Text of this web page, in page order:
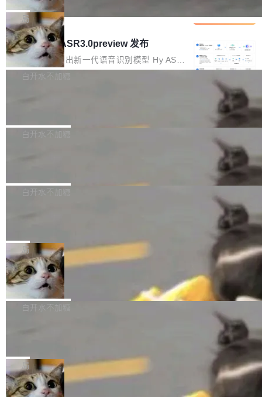
在语法层面完成文本定位，难以触及代码的语义
内涵与结构关联，导致开发者使用代码智能体在
理解大规模代码仓时面临显著"代码仓理解"瓶
颈。 代码仓深度理解服务（以下简称" CodeBas
e深度理解服务"）是华为云码道（CodeA...
调整期间，部门三次通知全员将数据从A集群迁
移到B集群，王某都回复了"收到"。 他没有迁移
数据。2024年9月3日下午4点，他使用此前登录
的账号密码进入A集群，输入了一条被程序员圈
称为"删库跑路"的命令——最高管理员权限、无
自研的多个文生3D和...
1%，成本降 30%
Kimi 和 GLM 是当前最强的大模型系列之一，但
它们有一个共同的问题：太吃显存了。月之暗面
的 Kimi K 系列和智谱的 GLM 都是长上下文、M
oE 架构的大模型，好用到让人上瘾，但 GPU 显
存永远不够用。 Cloudflare 的 Workers AI 团队
一直在跑这些模型的推理。他们在官方博客上发
整性保护。效果是：吞吐量提升 41%，每 token
局
腾讯混元 Hy ASR3.0preview 发布
腾讯混元正式推出新一代语音识别模型 Hy ASR
3.0preview。基于最新一代大语言模型 Hy3 的
让语音识别不再只是听清，而是真正听懂。通过
w 不要求标准普通话，方言识别覆盖粤语、吴语
白开水不加糖
新和少量网页兼容性修复版本。 Changes/fixe
容提供的字体时出现的几个问题 为避免音频加
质的最低采样率）的音频格式将被拒绝 修复了 C
SS 圆角虚线样式中可能存在的问题 如果表单中
的图像元素不在同一个子树中，则它们将不再关
联 加...
白开水不加糖
发布的 Release Notes，他利用 AI 工具（如 Co
最强的若干项。对于尚未正式发版的 PG 19，则
通过拉取过去一年内（从 PG 18 Beta1 时间点
至今）的所有 commit，同样交由 AI 分析提炼。
经过人工复核，准确度令人满意。这一方法也为
社区爱好者提供了高效跟踪新版本的思路。
白开水不加糖
维护工作一直与我的日常工作、家务、社交生活
和休闲娱乐竞争时间。" 这是 libexpat 维护者 S
ebastian Pipping 写在博客里的话。8 月 4 日，
他宣布了一个新消息：从 2026 年 8 月 1 日起，
他可以全职维护 libexpat 了，最长 6 个月。发
库之一。你的操作系统、浏览器、无数的基础设
施软件，很可能都在用它。而过去十年，维护它
的人一直在用业余...
局
Firefox 153.0.3 发布
Firefox 153.0.3 现已发布，具体更新内容如
下： New Smart Window 包含多项增强功能：
gi?id=2019042">Bug&nbsp;2019042</a>）</l
i> <li>现在，助手可以直接使用 Exa 的网络搜索
结果回答问题，而无需将问题转交给搜索引擎。
白开水不加糖
的 npm 包。项目的核心论点是：容器不适合 Ag
ent 计算。真正适合的，是 Isolate。 Cloudflare
工程师在这件事上没什么可谦虚的——他们用 W
局
OpenAI 公开邮件和聊天记录回应苹果